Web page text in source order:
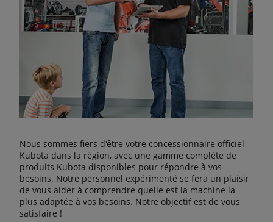
Nous sommes fiers d'être votre concessionnaire officiel
Kubota dans la région, avec une gamme complète de
produits Kubota disponibles pour répondre à vos
besoins. Notre personnel expérimenté se fera un plaisir
de vous aider à comprendre quelle est la machine la
plus adaptée à vos besoins. Notre objectif est de vous
satisfaire !